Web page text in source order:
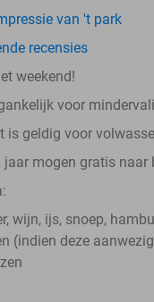
van 't park
recensies
weekend!
voor
is geldig voor
mogen gratis naar
wijn, ijs, snoep,
(indien deze